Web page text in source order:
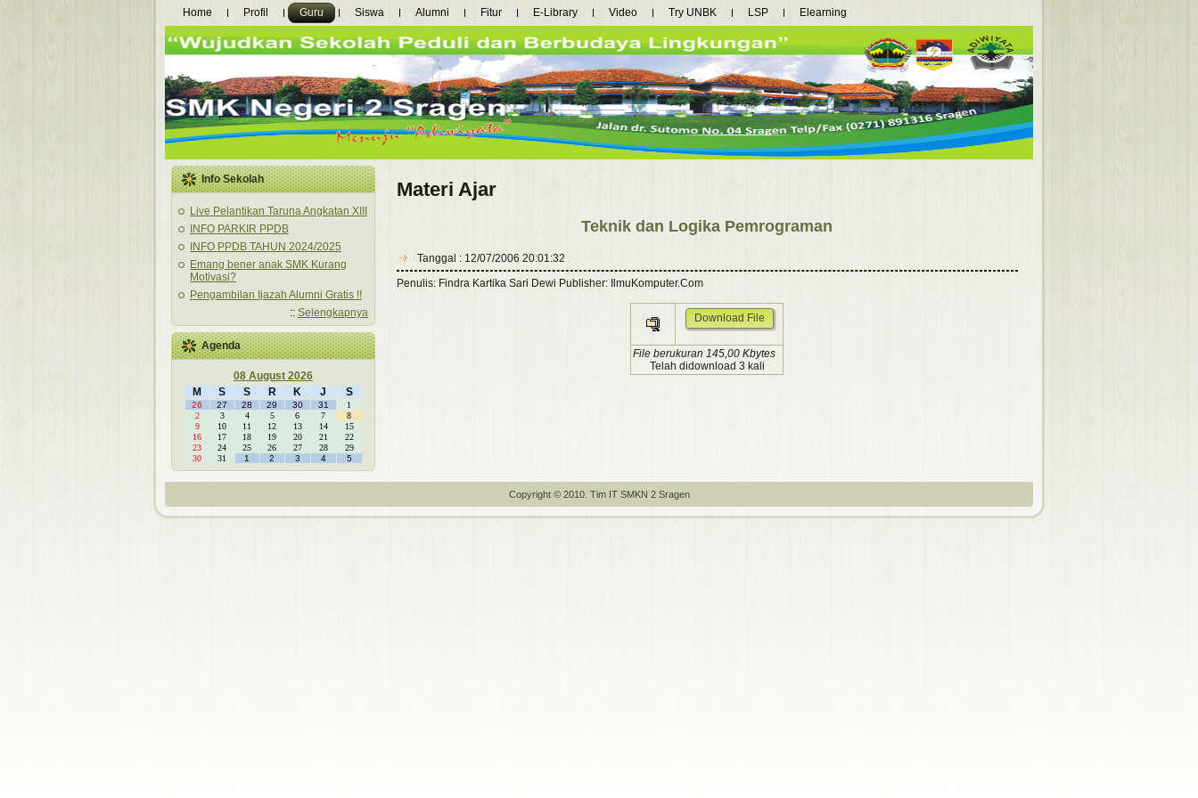
Home Profil Guru Siswa Alumni Fitur E-Library Video Try UNBK LSP Elearning
Info Sekolah
Live Pelantikan Taruna Angkatan XIII
INFO PARKIR PPDB
INFO PPDB TAHUN 2024/2025
Emang bener anak SMK Kurang
Motivasi?
Pengambilan Ijazah Alumni Gratis !!
:: Selengkapnya
Agenda
08 August 2026
M
S S R K J S
26 27 28 29 30 31
1
2
3 4 5 6 7
8
9
10 11 12 13 14
15
16
17 18 19 20 21
22
23
24 25 26 27 28
29
30
31 1 2 3 4 5
Materi Ajar
Teknik dan Logika Pemrograman
Tanggal : 12/07/2006 20:01:32
Penulis: Findra Kartika Sari Dewi Publisher: IlmuKomputer.Com
Download File
File berukuran 145,00 Kbytes
Telah didownload 3 kali
Copyright © 2010. Tim IT SMKN 2 Sragen